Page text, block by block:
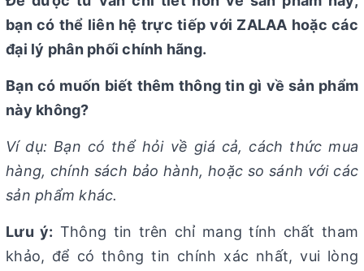
bạn có thể liên hệ trực tiếp với ZALAA hoặc các
đại lý phân phối chính hãng.
Bạn có muốn biết thêm thông tin gì về sản phẩm
này không?
Ví dụ: Bạn có thể hỏi về giá cả, cách thức mua
hàng, chính sách bảo hành, hoặc so sánh với các
sản phẩm khác.
Lưu ý: Thông tin trên chỉ mang tính chất tham
khảo, để có thông tin chính xác nhất, vui lòng